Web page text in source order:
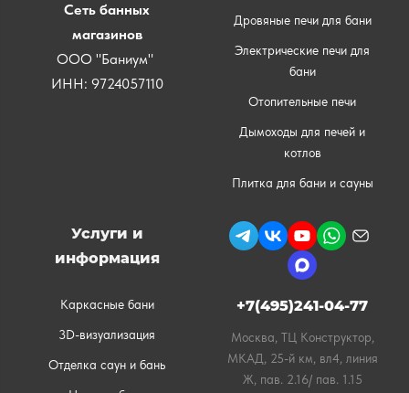
Сеть банных
магазинов
ООО "Баниум"
ИНН: 9724057110
Дровяные печи для бани
Электрические печи для
бани
Отопительные печи
Дымоходы для печей и
котлов
Плитка для бани и сауны
Услуги и
информация
Каркасные бани
3D-визуализация
Отделка саун и бань
+7(495)241-04-77
Москва, ТЦ Конструктор,
МКАД, 25-й км, вл4, линия
Ж, пав. 2.16/ пав. 1.15